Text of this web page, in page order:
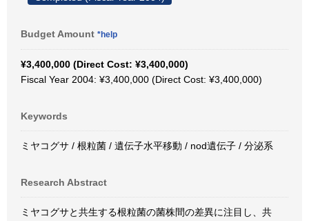
Budget Amount *help
¥3,400,000 (Direct Cost: ¥3,400,000)
Fiscal Year 2004: ¥3,400,000 (Direct Cost: ¥3,400,000)
Keywords
ミヤコグサ / 根粒菌 / 遺伝子水平移動 / nod遺伝子 / 分泌系
Research Abstract
ミヤコグサと共生する根粒菌の菌株間の差異に注目し、共